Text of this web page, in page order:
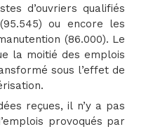
d’ouvriers qualifiés
ou encore les
(86.000). Le
la moitié des emplois
sous l’effet de
reçues, il n’y a pas
provoqués par